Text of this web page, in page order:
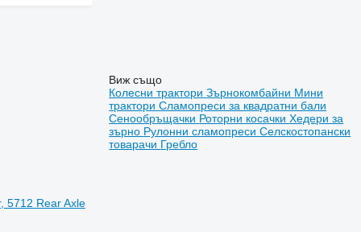
5712 Rear Axle
Виж също
Колесни тракториЗърнокомбайни Мини
тракториСламопреси за квадратни бали
Сенообръщачки Роторни косачкиХедери за
зърно Рулонни сламопресиСелскостопански
товарачи Гребло